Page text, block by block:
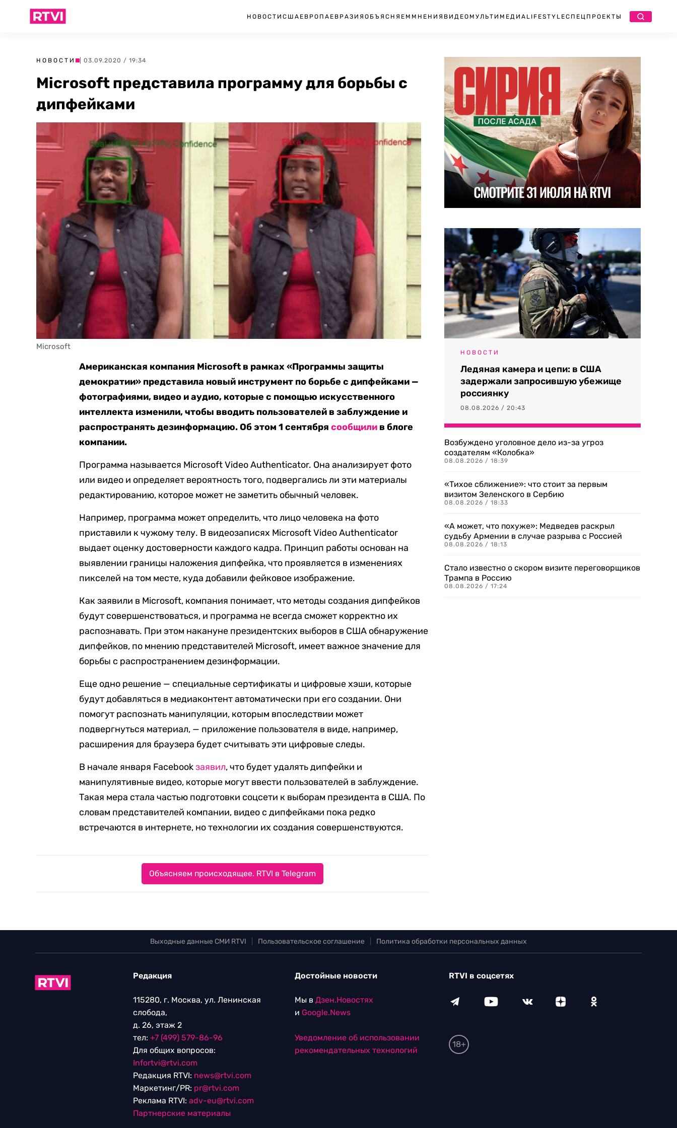
НОВОСТИ США ЕВРОПА ЕВРАЗИЯ ОБЪЯСНЯЕМ МНЕНИЯ ВИДЕО МУЛЬТИМЕДИА LIFESTYLEСПЕЦПРОЕКТЫ
НОВОСТИ | 03.09.2020 / 19:34
Microsoft представила программу для борьбы с
дипфейками
Microsoft
Американская компания Microsoft в рамках «Программы защиты
демократии» представила новый инструмент по борьбе с дипфейками —
фотографиями, видео и аудио, которые с помощью искусственного
интеллекта изменили, чтобы вводить пользователей в заблуждение и
распространять дезинформацию. Об этом 1 сентябрясообщили в блоге
компании.
Программа называется Microsoft Video Authenticator. Она анализирует фото
или видео и определяет вероятность того, подвергались ли эти материалы
редактированию, которое может не заметить обычный человек.
Например, программа может определить, что лицо человека на фото
приставили к чужому телу. В видеозаписях Microsoft Video Authenticator
выдает оценку достоверности каждого кадра. Принцип работы основан на
выявлении границы наложения дипфейка, что проявляется в изменениях
пикселей на том месте, куда добавили фейковое изображение.
Как заявили в Microsoft, компания понимает, что методы создания дипфейков
будут совершенствоваться, и программа не всегда сможет корректно их
распознавать. При этом накануне президентских выборов в США обнаружение
дипфейков, по мнению представителей Microsoft, имеет важное значение для
борьбы с распространением дезинформации.
Еще одно решение — специальные сертификаты и цифровые хэши, которые
будут добавляться в медиаконтент автоматически при его создании. Они
помогут распознать манипуляции, которым впоследствии может
подвергнуться материал, — приложение пользователя в виде, например,
расширения для браузера будет считывать эти цифровые следы.
В начале января Facebookзаявил, что будет удалять дипфейки и
манипулятивные видео, которые могут ввести пользователей в заблуждение.
Такая мера стала частью подготовки соцсети к выборам президента в США. По
словам представителей компании, видео с дипфейками пока редко
встречаются в интернете, но технологии их создания совершенствуются.
Объясняем происходящее. RTVI в Telegram
НОВОСТИ
Ледяная камера и цепи: в США
задержали запросившую убежище
россиянку
08.08.2026 / 20:43
Возбуждено уголовное дело из-за угроз
создателям «Колобка»
08.08.2026 / 18:39
«Тихое сближение»: что стоит за первым
визитом Зеленского в Сербию
08.08.2026 / 18:33
«А может, что похуже»: Медведев раскрыл
судьбу Армении в случае разрыва с Россией
08.08.2026 / 18:13
Стало известно о скором визите переговорщиков
Трампа в Россию
08.08.2026 / 17:24
Выходные данные СМИ RTVI Пользовательское соглашение Политика обработки персональных данных
Редакция
115280, г. Москва, ул. Ленинская
слобода,
д. 26, этаж 2
тел: +7 (499) 579-86-96
Для общих вопросов:
Infortvi@rtvi.com
Редакция RTVI: news@rtvi.com
Маркетинг/PR: pr@rtvi.com
Реклама RTVI: adv-eu@rtvi.com
Партнерские материалы
Достойные новости
Мы в Дзен.Новостях
и Google.News
Уведомление об использовании
рекомендательных технологий
RTVI в соцсетях
18+